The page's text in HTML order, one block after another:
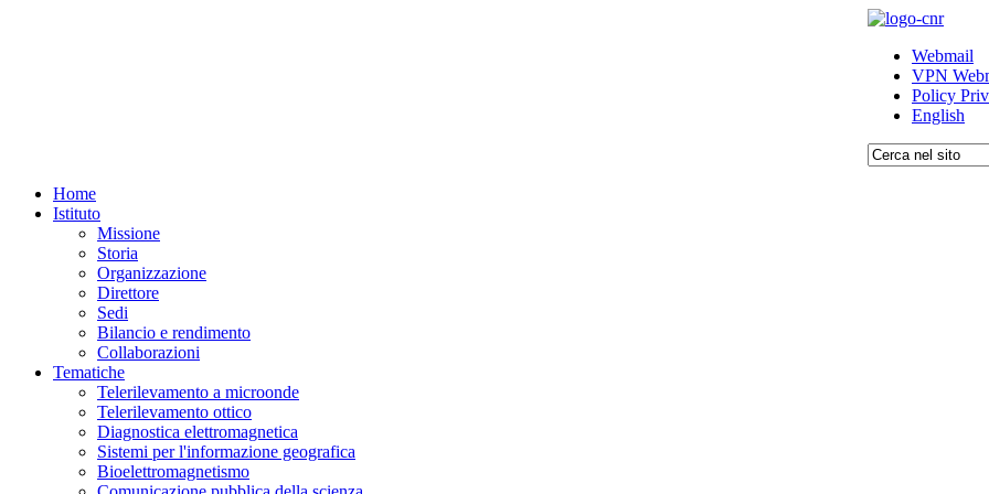
Webmail
VPN
Policy
English
Home
Istituto
Missione
Storia
Organizzazione
Direttore
Sedi
Bilancio e rendimento
Collaborazioni
Tematiche
Telerilevamento a microonde
Telerilevamento ottico
Diagnostica elettromagnetica
Sistemi per l'informazione geografica
Bioelettromagnetismo